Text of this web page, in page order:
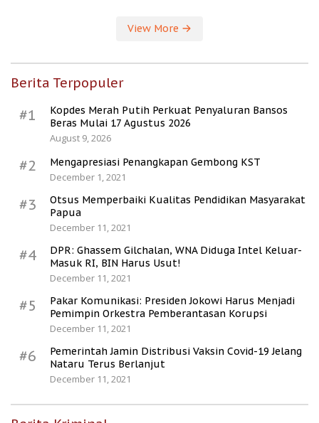
View More
Berita Terpopuler
#1
Kopdes Merah Putih Perkuat Penyaluran Bansos
Beras Mulai 17 Agustus 2026
August 9, 2026
#2
Mengapresiasi Penangkapan Gembong KST
December 1, 2021
#3
Otsus Memperbaiki Kualitas Pendidikan Masyarakat
Papua
December 11, 2021
#4
DPR: Ghassem Gilchalan, WNA Diduga Intel Keluar-
Masuk RI, BIN Harus Usut!
December 11, 2021
#5
Pakar Komunikasi: Presiden Jokowi Harus Menjadi
Pemimpin Orkestra Pemberantasan Korupsi
December 11, 2021
#6
Pemerintah Jamin Distribusi Vaksin Covid-19 Jelang
Nataru Terus Berlanjut
December 11, 2021